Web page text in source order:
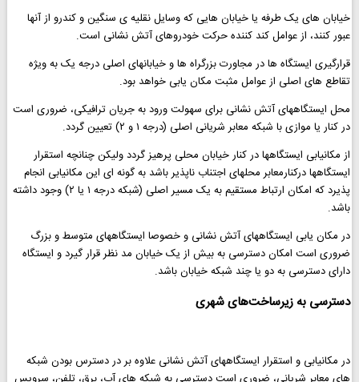
خیابان های یک طرفه یا خیابان هایی که وسایل نقلیه ی سنگین و کندرو از آنها
عبور کنند، از عوامل کند کننده حرکت خودروهای آتش نشانی است.
قرارگیری ایستگاه ها در مجاورت بزرگراه ها و خیابانهای اصلی درجه یک به ویژه
تقاطع های اصلی از عوامل مثبت مکان یابی خواهد بود.
محل ایستگاههای آتش نشانی برای سهولت ورود به جریان ترافیکی، ضروری است
در کنار یا موازی با شبکه معابر شریانی اصلی (درجه ۱ و ۲) تعيين گردد.
از مکانیابی ایستگاهها در کنار خیابان محلی پرهیز گردد وليكن چنانچه استقرار
ایستگاهها درکنارمعابر محلهای اجتناب ناپذیر باشد به گونه ای این مکانیابی انجام
پذیرد که امکان ارتباط مستقیم به یک مسیر اصلی (شبکه درجه ۱ یا ۲) وجود داشته
باشد.
در مکان یابی ایستگاههای آتش نشانی و خصوصا ایستگاههای متوسط و بزرگ
ضروری است امکان دسترسی به بیش از یک خیابان مد نظر قرار گیرد و ایستگاه
دارای دسترسی به دو یا چند شبكه خيابان باشد.
دسترسی به زیرساخت‌های شهری
در مکانیابی و استقرار ایستگاههای آتش نشانی علاوه بر در دسترس بودن شبکه